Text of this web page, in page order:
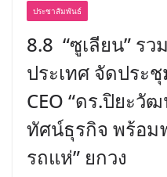
ประชาสัมพันธ์
8.8 “ซูเลียน” ร
ประเทศ จัดประ
CEO “ดร.ปิยะวั
ทัศน์ธุรกิจ พร้อม
รถแห่” ยกวง